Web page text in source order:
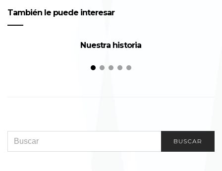
También le puede interesar
Nuestra historia
BUSCAR